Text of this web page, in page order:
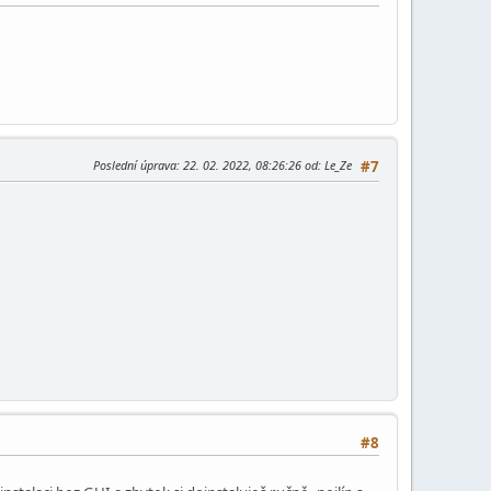
#7
Poslední úprava: 22. 02. 2022, 08:26:26 od: Le_Ze
#8